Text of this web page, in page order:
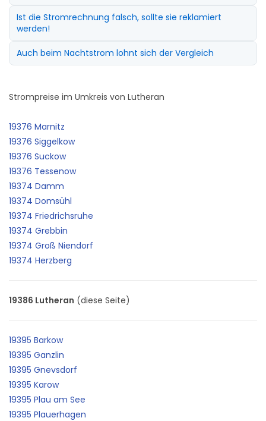
Ist die Stromrechnung falsch, sollte sie reklamiert
werden!
Auch beim Nachtstrom lohnt sich der Vergleich
Strompreise im Umkreis von Lutheran
19376 Marnitz
19376 Siggelkow
19376 Suckow
19376 Tessenow
19374 Damm
19374 Domsühl
19374 Friedrichsruhe
19374 Grebbin
19374 Groß Niendorf
19374 Herzberg
19386 Lutheran (diese Seite)
19395 Barkow
19395 Ganzlin
19395 Gnevsdorf
19395 Karow
19395 Plau am See
19395 Plauerhagen